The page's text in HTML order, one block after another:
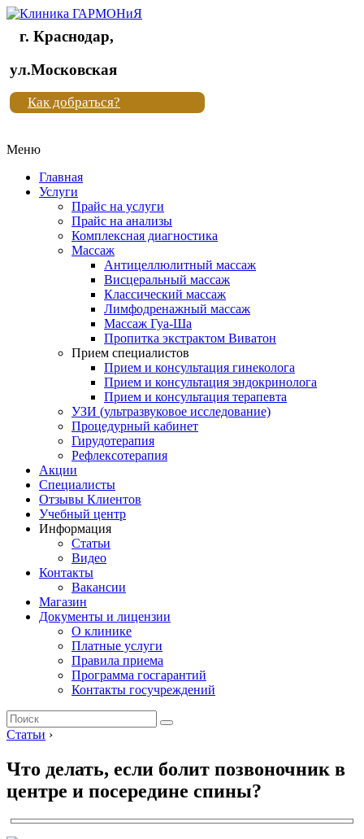
Клиника
"Новая
жизнь"
Клиника
жизнь"
г. Краснодар,
ул.Московская
Как добраться?
Меню
Главная
Услуги
Прайс на услуги
Прайс на анализы
Комплексная диагностика
Массаж
Антицеллюлитный массаж
Висцеральный массаж
Классический массаж
Лимфодренажный массаж
Массаж Гуа-Ша
Пропитка экстрактом Виватон
Прием специалистов
Прием и консультация гинеколога
Прием и консультация эндокринолога
Прием и консультация терапевта
УЗИ (ультразвуковое исследование)
Процедурный кабинет
Гирудотерапия
Рефлексотерапия
Акции
Специалисты
Отзывы Клиентов
Учебный центр
Информация
Статьи
Видео
Контакты
Вакансии
Магазин
Документы и лицензии
О клинике
Платные услуги
Правила приема
Программа госгарантий
Контакты госучреждений
Статьи ›
Что делать, если болит позвоночник в
центре и посередине спины?